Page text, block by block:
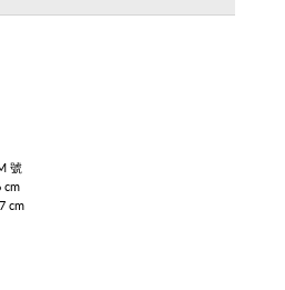
號
cm
cm